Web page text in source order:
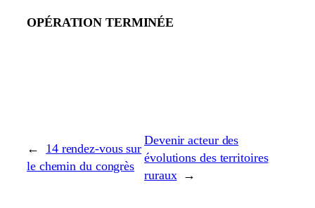
OPÉRATION TERMINÉE
←
14 rendez-vous sur
le chemin du congrès
Devenir acteur des
évolutions des territoires
ruraux →